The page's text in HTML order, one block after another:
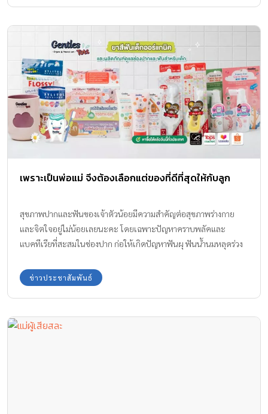
เพราะเป็นพ่อแม่ จึงต้องเลือกแต่ของที่ดีที่สุดให้กับลูก
สุขภาพปากและฟันของเจ้าตัวน้อยมีความสำคัญต่อสุขภาพร่างกาย
และจิตใจอยู่ไม่น้อยเลยนะคะ โดยเฉพาะปัญหาคราบพลัคและ
แบคทีเรียที่สะสมในช่องปาก ก่อให้เกิดปัญหาฟันผุ ฟันน้ำนมหลุดร่วง
หรือเกิดฟันตกกระจากการกลืนกินฟลูออร์ไรด์ที่มากเกินควร
ข่าวประชาสัมพันธ์